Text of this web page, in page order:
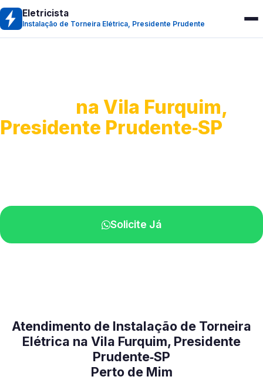
Eletricista
Instalação de Torneira Elétrica, Presidente Prudente
na Vila Furquim,
Presidente Prudente‑SP
Solicite Já
Atendimento de Instalação de Torneira
Elétrica na Vila Furquim, Presidente
Prudente‑SP
Perto de Mim